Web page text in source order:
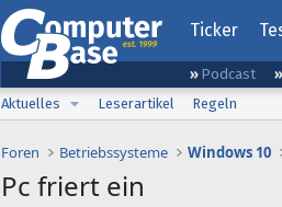
Ticker
Podcast
Aktuelles
Leserartikel Regeln
Foren Betriebssysteme Windows 10
Pc friert ein